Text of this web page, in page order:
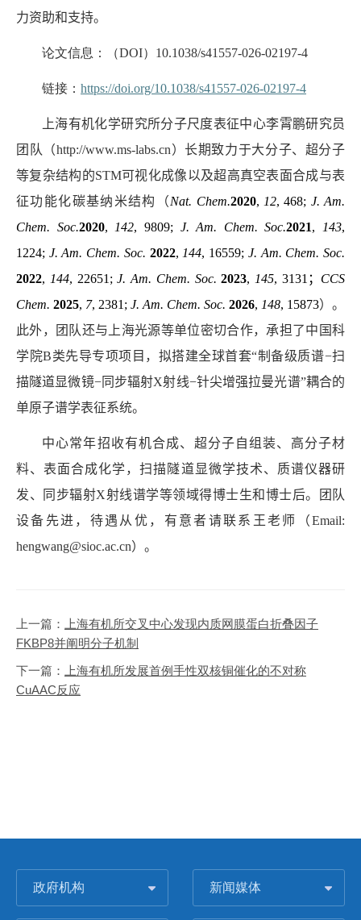
力资助和支持。
论文信息：（DOI） 10.1038/s41557-026-02197-4
链接： https://doi.org/10.1038/s41557-026-02197-4
上海有机化学研究所分子尺度表征中心李霄鹏研究员
团队（http://www.ms-labs.cn）长期致力于大分子、超分子
等复杂结构的STM可视化成像以及超高真空表面合成与表
征功能化碳基纳米结构（Nat. Chem.2020, 12, 468; J. Am.
Chem. Soc.2020, 142, 9809; J. Am. Chem. Soc.2021, 143,
1224; J. Am. Chem. Soc. 2022, 144, 16559; J. Am. Chem. Soc.
2022, 144, 22651;J. Am. Chem. Soc.2023, 145, 3131 ； CCS
Chem. 2025, 7, 2381; J. Am. Chem. Soc. 2026, 148, 15873）。
此外，团队还与上海光源等单位密切合作，承担了中国科
学院B类先导专项项目，拟搭建全球首套“制备级质谱−扫
描隧道显微镜−同步辐射X射线−针尖增强拉曼光谱”耦合的
单原子谱学表征系统。
中心常年招收有机合成、超分子自组装、高分子材
料、表面合成化学，扫描隧道显微学技术、质谱仪器研
发、同步辐射X射线谱学等领域得博士生和博士后。团队
设备先进，待遇从优，有意者请联系王老师（Email:
hengwang@sioc.ac.cn）。
上一篇：
上海有机所交叉中心发现内质网膜蛋白折叠因子
FKBP8并阐明分子机制
下一篇：
上海有机所发展首例手性双核铜催化的不对称
CuAAC反应
政府机构 新闻媒体